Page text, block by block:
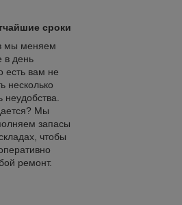
сроки
мы меняем
в день
есть вам не
несколько
неудобства.
Мы
запасы
чтобы
ремонт.